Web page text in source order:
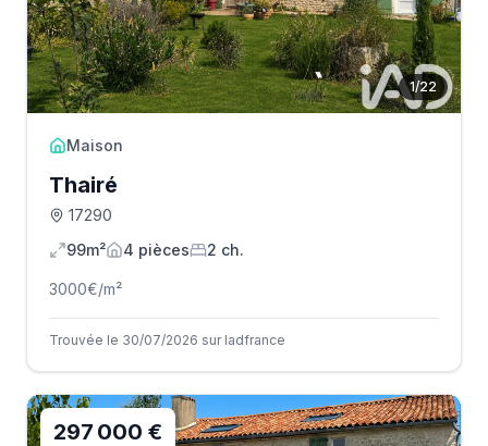
1/22
Maison
Thairé
17290
99m²
4 pièces 2 ch.
3000€/m²
Trouvée le 30/07/2026 sur Iadfrance
297 000 €